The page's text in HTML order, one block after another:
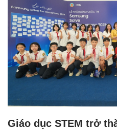
Giáo dục STEM trở